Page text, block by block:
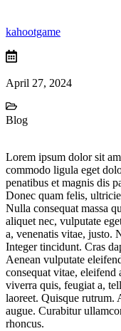
kahootgame
April 27, 2024
Blog
Lorem ipsum dolor sit
commodo ligula eget
penatibus et magnis dis
Donec quam felis,
Nulla consequat massa
aliquet nec, vulputate
a, venenatis vitae, justo.
Integer tincidunt. Cras
Aenean vulputate
consequat vitae,
viverra quis, feugiat a,
laoreet. Quisque rutrum.
augue. Curabitur
rhoncus.